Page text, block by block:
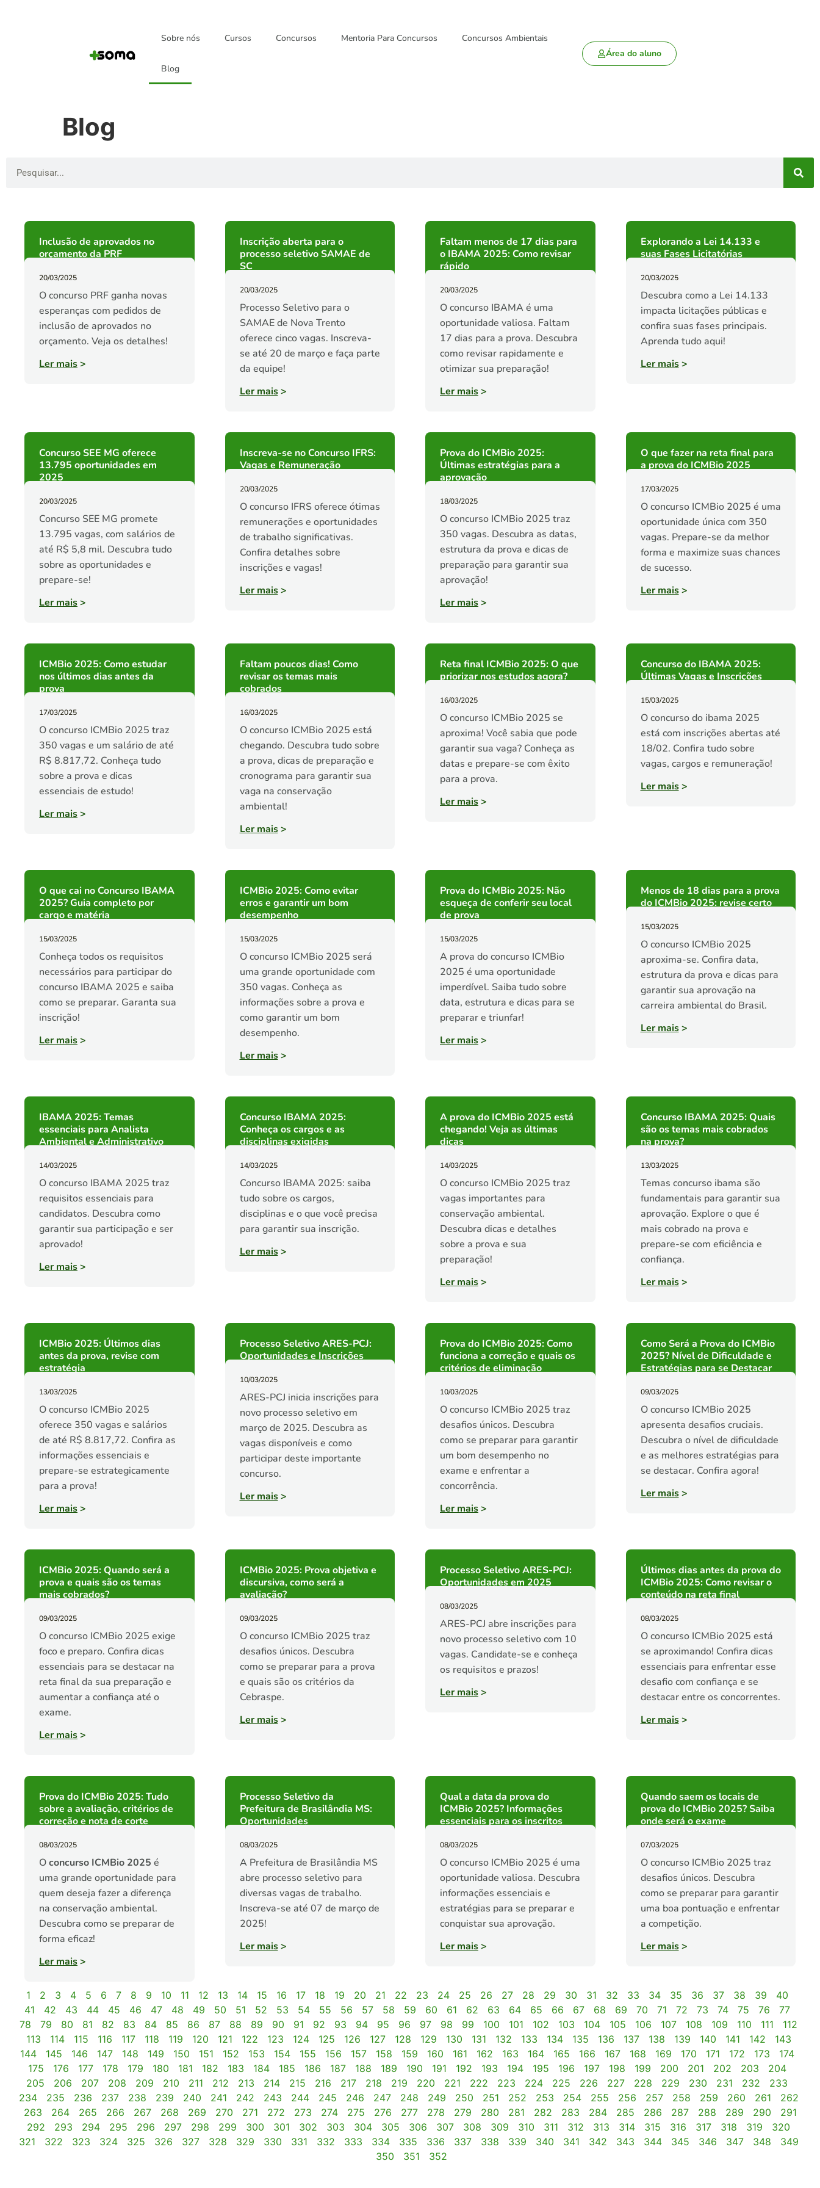
Sobre nós Cursos Concursos Mentoria Para Concursos Concursos Ambientais
Blog
Área do aluno
Blog
Inclusão de aprovados no
orçamento da PRF
20/03/2025
O concurso PRF ganha novas
esperanças com pedidos de
inclusão de aprovados no
orçamento. Veja os detalhes!
Ler mais>
Inscrição aberta para o
processo seletivo SAMAE de
SC
20/03/2025
Processo Seletivo para o
SAMAE de Nova Trento
oferece cinco vagas. Inscreva-
se até 20 de março e faça parte
da equipe!
Ler mais>
Faltam menos de 17 dias para
o IBAMA 2025: Como revisar
rápido
20/03/2025
O concurso IBAMA é uma
oportunidade valiosa. Faltam
17 dias para a prova. Descubra
como revisar rapidamente e
otimizar sua preparação!
Ler mais>
Explorando a Lei 14.133 e
suas Fases Licitatórias
20/03/2025
Descubra como a Lei 14.133
impacta licitações públicas e
confira suas fases principais.
Aprenda tudo aqui!
Ler mais>
Concurso SEE MG oferece
13.795 oportunidades em
2025
20/03/2025
Concurso SEE MG promete
13.795 vagas, com salários de
até R$ 5,8 mil. Descubra tudo
sobre as oportunidades e
prepare-se!
Ler mais>
Inscreva-se no Concurso IFRS:
Vagas e Remuneração
20/03/2025
O concurso IFRS oferece ótimas
remunerações e oportunidades
de trabalho significativas.
Confira detalhes sobre
inscrições e vagas!
Ler mais>
Prova do ICMBio 2025:
Últimas estratégias para a
aprovação
18/03/2025
O concurso ICMBio 2025 traz
350 vagas. Descubra as datas,
estrutura da prova e dicas de
preparação para garantir sua
aprovação!
Ler mais>
O que fazer na reta final para
a prova do ICMBio 2025
17/03/2025
O concurso ICMBio 2025 é uma
oportunidade única com 350
vagas. Prepare-se da melhor
forma e maximize suas chances
de sucesso.
Ler mais>
ICMBio 2025: Como estudar
nos últimos dias antes da
prova
17/03/2025
O concurso ICMBio 2025 traz
350 vagas e um salário de até
R$ 8.817,72. Conheça tudo
sobre a prova e dicas
essenciais de estudo!
Ler mais>
Faltam poucos dias! Como
revisar os temas mais
cobrados
16/03/2025
O concurso ICMBio 2025 está
chegando. Descubra tudo sobre
a prova, dicas de preparação e
cronograma para garantir sua
vaga na conservação
ambiental!
Ler mais>
Reta final ICMBio 2025: O que
priorizar nos estudos agora?
16/03/2025
O concurso ICMBio 2025 se
aproxima! Você sabia que pode
garantir sua vaga? Conheça as
datas e prepare-se com êxito
para a prova.
Ler mais>
Concurso do IBAMA 2025:
Últimas Vagas e Inscrições
15/03/2025
O concurso do ibama 2025
está com inscrições abertas até
18/02. Confira tudo sobre
vagas, cargos e remuneração!
Ler mais>
O que cai no Concurso IBAMA
2025? Guia completo por
cargo e matéria
15/03/2025
Conheça todos os requisitos
necessários para participar do
concurso IBAMA 2025 e saiba
como se preparar. Garanta sua
inscrição!
Ler mais>
ICMBio 2025: Como evitar
erros e garantir um bom
desempenho
15/03/2025
O concurso ICMBio 2025 será
uma grande oportunidade com
350 vagas. Conheça as
informações sobre a prova e
como garantir um bom
desempenho.
Ler mais>
Prova do ICMBio 2025: Não
esqueça de conferir seu local
de prova
15/03/2025
A prova do concurso ICMBio
2025 é uma oportunidade
imperdível. Saiba tudo sobre
data, estrutura e dicas para se
preparar e triunfar!
Ler mais>
Menos de 18 dias para a prova
do ICMBio 2025: revise certo
15/03/2025
O concurso ICMBio 2025
aproxima-se. Confira data,
estrutura da prova e dicas para
garantir sua aprovação na
carreira ambiental do Brasil.
Ler mais>
IBAMA 2025: Temas
essenciais para Analista
Ambiental e Administrativo
14/03/2025
O concurso IBAMA 2025 traz
requisitos essenciais para
candidatos. Descubra como
garantir sua participação e ser
aprovado!
Ler mais>
Concurso IBAMA 2025:
Conheça os cargos e as
disciplinas exigidas
14/03/2025
Concurso IBAMA 2025: saiba
tudo sobre os cargos,
disciplinas e o que você precisa
para garantir sua inscrição.
Ler mais>
A prova do ICMBio 2025 está
chegando! Veja as últimas
dicas
14/03/2025
O concurso ICMBio 2025 traz
vagas importantes para
conservação ambiental.
Descubra dicas e detalhes
sobre a prova e sua
preparação!
Ler mais>
Concurso IBAMA 2025: Quais
são os temas mais cobrados
na prova?
13/03/2025
Temas concurso ibama são
fundamentais para garantir sua
aprovação. Explore o que é
mais cobrado na prova e
prepare-se com eficiência e
confiança.
Ler mais>
ICMBio 2025: Últimos dias
antes da prova, revise com
estratégia
13/03/2025
O concurso ICMBio 2025
oferece 350 vagas e salários
de até R$ 8.817,72. Confira as
informações essenciais e
prepare-se estrategicamente
para a prova!
Ler mais>
Processo Seletivo ARES-PCJ:
Oportunidades e Inscrições
10/03/2025
ARES-PCJ inicia inscrições para
novo processo seletivo em
março de 2025. Descubra as
vagas disponíveis e como
participar deste importante
concurso.
Ler mais>
Prova do ICMBio 2025: Como
funciona a correção e quais os
critérios de eliminação
10/03/2025
O concurso ICMBio 2025 traz
desafios únicos. Descubra
como se preparar para garantir
um bom desempenho no
exame e enfrentar a
concorrência.
Ler mais>
Como Será a Prova do ICMBio
2025? Nível de Dificuldade e
Estratégias para se Destacar
09/03/2025
O concurso ICMBio 2025
apresenta desafios cruciais.
Descubra o nível de dificuldade
e as melhores estratégias para
se destacar. Confira agora!
Ler mais>
ICMBio 2025: Quando será a
prova e quais são os temas
mais cobrados?
09/03/2025
O concurso ICMBio 2025 exige
foco e preparo. Confira dicas
essenciais para se destacar na
reta final da sua preparação e
aumentar a confiança até o
exame.
Ler mais>
ICMBio 2025: Prova objetiva e
discursiva, como será a
avaliação?
09/03/2025
O concurso ICMBio 2025 traz
desafios únicos. Descubra
como se preparar para a prova
e quais são os critérios da
Cebraspe.
Ler mais>
Processo Seletivo ARES-PCJ:
Oportunidades em 2025
08/03/2025
ARES-PCJ abre inscrições para
novo processo seletivo com 10
vagas. Candidate-se e conheça
os requisitos e prazos!
Ler mais>
Últimos dias antes da prova do
ICMBio 2025: Como revisar o
conteúdo na reta final
08/03/2025
O concurso ICMBio 2025 está
se aproximando! Confira dicas
essenciais para enfrentar esse
desafio com confiança e se
destacar entre os concorrentes.
Ler mais>
Prova do ICMBio 2025: Tudo
sobre a avaliação, critérios de
correção e nota de corte
08/03/2025
Oconcurso ICMBio 2025 é
uma grande oportunidade para
quem deseja fazer a diferença
na conservação ambiental.
Descubra como se preparar de
forma eficaz!
Ler mais>
Processo Seletivo da
Prefeitura de Brasilândia MS:
Oportunidades
08/03/2025
A Prefeitura de Brasilândia MS
abre processo seletivo para
diversas vagas de trabalho.
Inscreva-se até 07 de março de
2025!
Ler mais>
Qual a data da prova do
ICMBio 2025? Informações
essenciais para os inscritos
08/03/2025
O concurso ICMBio 2025 é uma
oportunidade valiosa. Descubra
informações essenciais e
estratégias para se preparar e
conquistar sua aprovação.
Ler mais>
Quando saem os locais de
prova do ICMBio 2025? Saiba
onde será o exame
07/03/2025
O concurso ICMBio 2025 traz
desafios únicos. Descubra
como se preparar para garantir
uma boa pontuação e enfrentar
a competição.
Ler mais>
1 2 3 4 5 6 7 8 9 10 11 12 13 14 15 16 17 18 19 20 21 22 23 24 25 26 27 28 29 30 31 32 33 34 35 36 37 38 39
40
41
42 43 44 45 46 47 48 49 50 51 52 53 54 55 56 57 58 59 60 61 62 63 64 65 66 67 68 69 70 71 72 73 74 75 76
77
78
79 80 81 82 83 84 85 86 87 88 89 90 91 92 93 94 95 96 97 98 99 100 101 102 103 104 105 106 107 108 109 110 111
112
113
114 115 116 117 118 119 120 121 122 123 124 125 126 127 128 129 130 131 132 133 134 135 136 137 138 139 140 141 142
143
144
145 146 147 148 149 150 151 152 153 154 155 156 157 158 159 160 161 162 163 164 165 166 167 168 169 170 171 172 173
174
175
176 177 178 179 180 181 182 183 184 185 186 187 188 189 190 191 192 193 194 195 196 197 198 199 200 201 202 203
204
205
206 207 208 209 210 211 212 213 214 215 216 217 218 219 220 221 222 223 224 225 226 227 228 229 230 231 232
233
234
235 236 237 238 239 240 241 242 243 244 245 246 247 248 249 250 251 252 253 254 255 256 257 258 259 260 261
262
263
264 265 266 267 268 269 270 271 272 273 274 275 276 277 278 279 280 281 282 283 284 285 286 287 288 289 290
291
292
293 294 295 296 297 298 299 300 301 302 303 304 305 306 307 308 309 310 311 312 313 314 315 316 317 318 319
320
321
322 323 324 325 326 327 328 329 330 331 332 333 334 335 336 337 338 339 340 341 342 343 344 345 346 347 348
349
350
351 352